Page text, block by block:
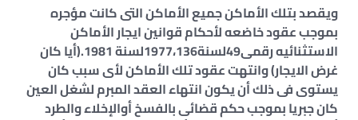
ويقصد بتلك الأماكن جميع الأماكن التى كانت مؤجره
بموجب عقود خاضعه لأحكام قوانين ايجار الأماكن
الاستثنائيه رقمى49لسنة1977،136لسنة 1981.(أيا كان
غرض الايجار) وانتهت عقود تلك الأماكن لأى سبب كان
يستوى فى ذلك أن يكون انتهاء العقد المبرم لشغل العين
كان جبريا بموجب حكم قضائى بالفسخ أوالإخلاء والطرد